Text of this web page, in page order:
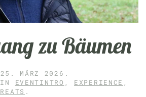
zu Bäumen
25. MÄRZ 2026 .
IN EVENTINTRO , EXPERIENCE ,
.